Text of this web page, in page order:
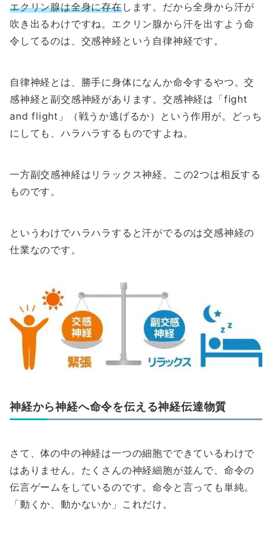
エクリン腺は全身に存在します。だから全身から汗が
吹き出るわけですね。エクリン腺から汗を出すよう命
令してるのは、交感神経という自律神経です。
自律神経とは、勝手に身体になんか命令するやつ。交
感神経と副交感神経があります。交感神経は「fight
and flight」（戦うか逃げるか）という作用が。どっち
にしても、ハラハラするものですよね。
一方副交感神経はリラックス神経。この2つは相反する
ものです。
というわけでハラハラすると汗がでるのは交感神経の
仕業なのです。
神経から神経へ命令を伝える神経伝達物質
さて、体の中の神経は一つの細胞でできているわけで
はありません。たくさんの神経細胞が並んで、命令の
伝言ゲームをしているのです。命令と言っても単純。
「動くか、動かないか」これだけ。